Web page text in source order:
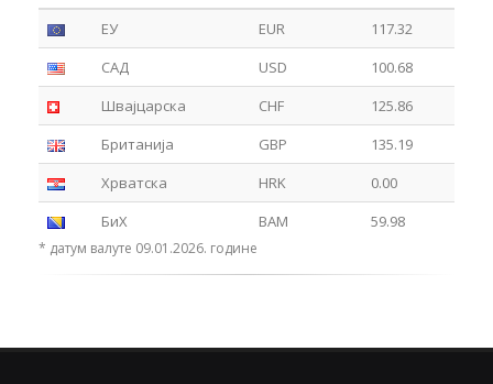
ЕУ
EUR
117.32
САД
USD
100.68
Швајцарска
CHF
125.86
Британија
GBP
135.19
Хрватска
HRK
0.00
БиХ
BAM 59.98
* датум валуте 09.01.2026. године